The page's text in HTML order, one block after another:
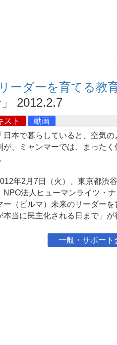
ーダーを育てる教
2012.2.7
スト
動画
本で暮らしていると、空気の
が、ミャンマーでは、まったく
年2月7日（火）、東京都渋
NPO法人ヒューマンライツ・
ー（ビルマ）未来のリーダー
本当に民主化される日まで」が
一般・サポート